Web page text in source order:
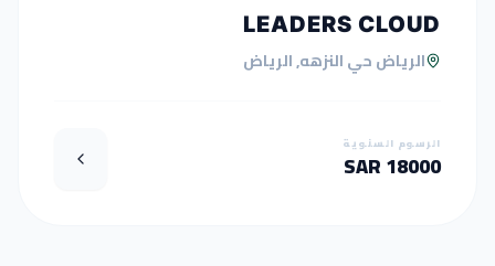
LEADERS CLOUD
الرياض حي النزهه, الرياض
الرسوم السنوية
18000 SAR